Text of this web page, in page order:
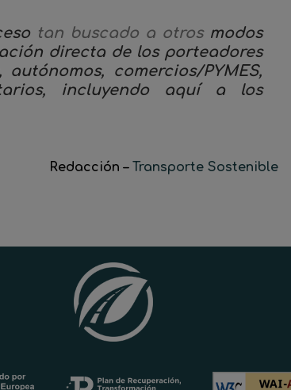
tan buscado a otros modos
directa de los porteadores
comercios/PYMES,
incluyendo aquí a los
Redacción – Transporte Sostenible